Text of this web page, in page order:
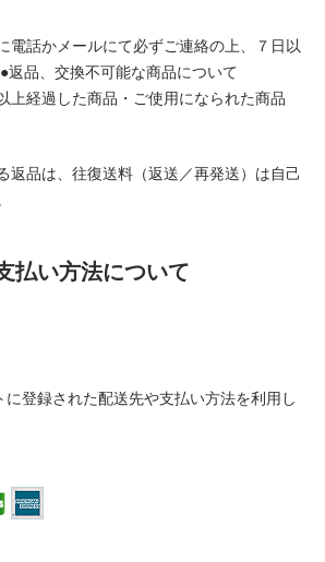
電話かメールにて必ずご連絡の上、７日以
返品、交換不可能な商品について
上経過した商品・ご使用になられた商品
返品は、往復送料（返送／再発送）は自己
払い方法について
登録された配送先や支払い方法を利用し